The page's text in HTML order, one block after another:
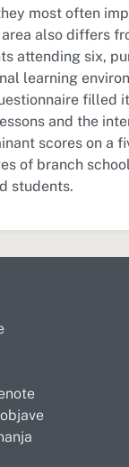
most often
also differs
attending six,
learning
filled
and the
scores on a
of branch
students.